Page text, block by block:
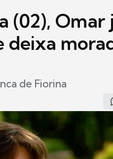
(02), Omar
deixa
de Fiorina